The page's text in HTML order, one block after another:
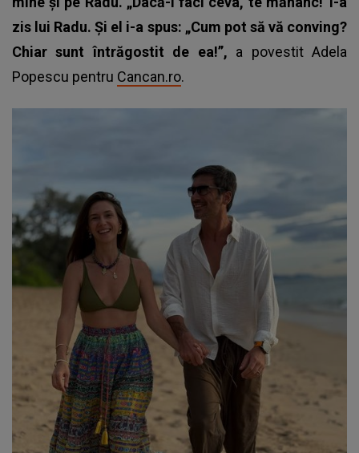
zis lui Radu. Și el i-a spus: „Cum pot să vă conving?
Chiar sunt întrăgostit de ea!”, a povestit Adela
Popescu pentru Cancan.ro.